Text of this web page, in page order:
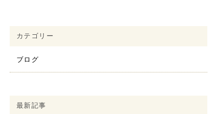
カテゴリー
ブログ
最新記事